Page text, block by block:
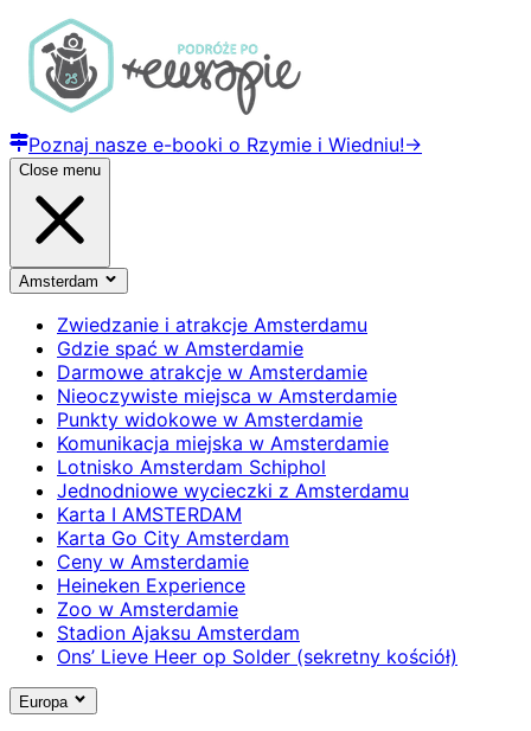
Poznaj nasze e-booki o Rzymie i Wiedniu!→
Close menu
Amsterdam
Zwiedzanie i atrakcje Amsterdamu
Gdzie spać w Amsterdamie
Darmowe atrakcje w Amsterdamie
Nieoczywiste miejsca w Amsterdamie
Punkty widokowe w Amsterdamie
Komunikacja miejska w Amsterdamie
Lotnisko Amsterdam Schiphol
Jednodniowe wycieczki z Amsterdamu
Karta I AMSTERDAM
Karta Go City Amsterdam
Ceny w Amsterdamie
Heineken Experience
Zoo w Amsterdamie
Stadion Ajaksu Amsterdam
Ons’ Lieve Heer op Solder (sekretny kościół)
Europa